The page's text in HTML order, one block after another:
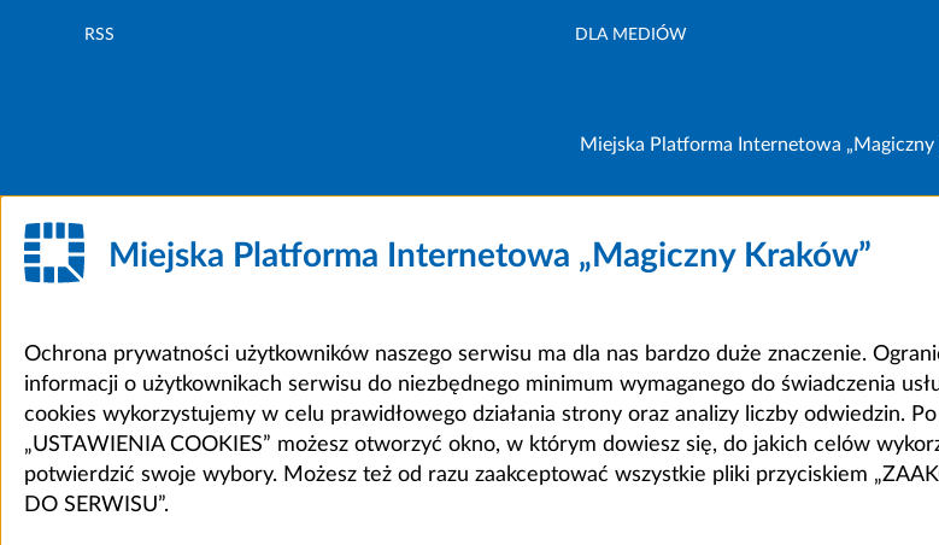
RSS DLA MEDIÓW
Miejska Platforma Internetowa „Magiczny
Miejska Platforma Internetowa „Magiczny Kraków”
Ochrona prywatności użytkowników naszego serwisu ma dla nas bardzo duże znaczenie.
informacji o użytkownikach serwisu do niezbędnego minimum wymaganego do świadczenia
cookies wykorzystujemy w celu prawidłowego działania strony oraz analizy liczby odwiedzin.
„USTAWIENIA COOKIES” możesz otworzyć okno, w którym dowiesz się, do jakich celów
potwierdzić swoje wybory. Możesz też od razu zaakceptować wszystkie pliki przyciskiem
DO SERWISU”.